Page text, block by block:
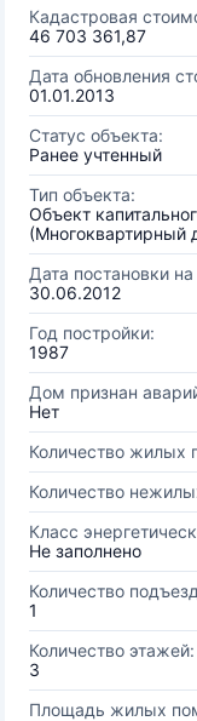
Кадастровая
46 703 361,87
Дата обновления
01.01.2013
Статус объекта:
Ранее учтенный
Тип объекта:
Объект
Дата постановки на
30.06.2012
Год постройки:
1987
Дом признан
Нет
Количество жилых
Количество
Класс
Не заполнено
Количество
1
Количество этажей:
3
Площадь жилых